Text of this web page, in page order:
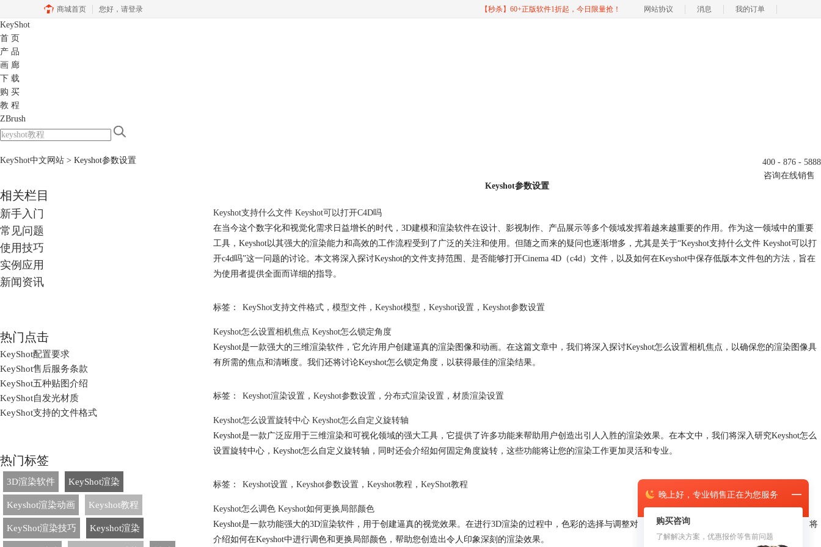
晚上好， 专业销售正在为您服务
购买咨询
了解解决方案，优惠报价等售前问题
商城首页 您好， 请登录 【秒杀】60+正版软件1折起，今日限量抢！ 网站协议 消息 我的订单
KeyShot
首 页
产 品
画 廊
下 载
购 买
教 程
ZBrush
400 - 876 - 5888
咨询在线销售
KeyShot中文网站 > Keyshot参数设置
相关栏目
新手入门
常见问题
使用技巧
实例应用
新闻资讯
热门点击
KeyShot配置要求
KeyShot售后服务条款
KeyShot五种贴图介绍
KeyShot自发光材质
KeyShot支持的文件格式
热门标签
3D渲染软件 KeyShot渲染
Keyshot渲染动画 Keyshot教程
KeyShot渲染技巧 Keyshot渲染
Keyshot参数设置
Keyshot支持什么文件 Keyshot可以打开C4D吗
在当今这个数字化和视觉化需求日益增长的时代，3D建模和渲染软件在设计、影视制作、产品展示等多个领域发挥着越来越重要的作用。作为这一领域中的重要
工具，Keyshot以其强大的渲染能力和高效的工作流程受到了广泛的关注和使用。但随之而来的疑问也逐渐增多，尤其是关于“Keyshot支持什么文件 Keyshot可以打
开c4d吗”这一问题的讨论。本文将深入探讨Keyshot的文件支持范围、是否能够打开Cinema 4D（c4d）文件，以及如何在Keyshot中保存低版本文件包的方法，旨在
为使用者提供全面而详细的指导。
标签： KeyShot支持文件格式 ，模型文件 ，Keyshot模型 ，Keyshot设置 ，Keyshot参数设置
Keyshot怎么设置相机焦点 Keyshot怎么锁定角度
Keyshot是一款强大的三维渲染软件，它允许用户创建逼真的渲染图像和动画。在这篇文章中，我们将深入探讨Keyshot怎么设置相机焦点，以确保您的渲染图像具
有所需的焦点和清晰度。我们还将讨论Keyshot怎么锁定角度，以获得最佳的渲染结果。
标签： Keyshot渲染设置 ，Keyshot参数设置 ，分布式渲染设置 ，材质渲染设置
Keyshot怎么设置旋转中心 Keyshot怎么自定义旋转轴
Keyshot是一款广泛应用于三维渲染和可视化领域的强大工具，它提供了许多功能来帮助用户创造出引人入胜的渲染效果。在本文中，我们将深入研究Keyshot怎么
设置旋转中心，Keyshot怎么自定义旋转轴，同时还会介绍如何固定角度旋转，这些功能将让您的渲染工作更加灵活和专业。
标签： Keyshot设置 ，Keyshot参数设置 ，Keyshot教程 ，KeyShot教程
Keyshot怎么调色 Keyshot如何更换局部颜色
Keyshot是一款功能强大的3D渲染软件，用于创建逼真的视觉效果。在进行3D渲染的过程中，色彩的选择与调整对于最终效果的呈现起着至关重要的作用。本文将
介绍如何在Keyshot中进行调色和更换局部颜色，帮助您创造出令人印象深刻的渲染效果。